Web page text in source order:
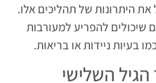
היתרונות של תהליכים אלו.
שיכולים להפריע למעורבות
בעיות ניידות או בריאות.
הגיל השלישי